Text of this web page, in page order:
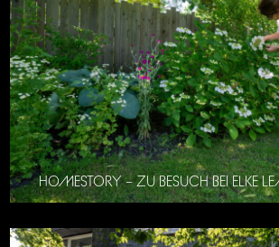
HOMESTORY – ZU BESUCH BEI ELKE